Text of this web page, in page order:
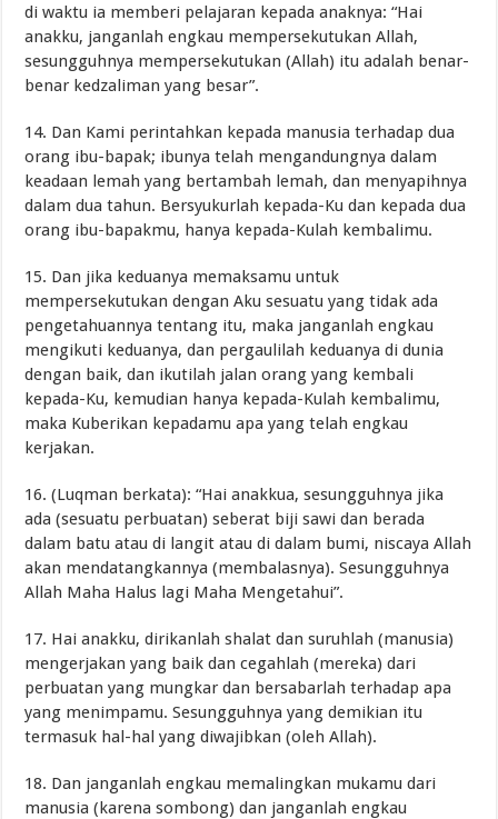
di waktu ia memberi pelajaran kepada anaknya: “Hai
anakku, janganlah engkau mempersekutukan Allah,
sesungguhnya mempersekutukan (Allah) itu adalah benar-
benar kedzaliman yang besar”.
14. Dan Kami perintahkan kepada manusia terhadap dua
orang ibu-bapak; ibunya telah mengandungnya dalam
keadaan lemah yang bertambah lemah, dan menyapihnya
dalam dua tahun. Bersyukurlah kepada-Ku dan kepada dua
orang ibu-bapakmu, hanya kepada-Kulah kembalimu.
15. Dan jika keduanya memaksamu untuk
mempersekutukan dengan Aku sesuatu yang tidak ada
pengetahuannya tentang itu, maka janganlah engkau
mengikuti keduanya, dan pergaulilah keduanya di dunia
dengan baik, dan ikutilah jalan orang yang kembali
kepada-Ku, kemudian hanya kepada-Kulah kembalimu,
maka Kuberikan kepadamu apa yang telah engkau
kerjakan.
16. (Luqman berkata): “Hai anakkua, sesungguhnya jika
ada (sesuatu perbuatan) seberat biji sawi dan berada
dalam batu atau di langit atau di dalam bumi, niscaya Allah
akan mendatangkannya (membalasnya). Sesungguhnya
Allah Maha Halus lagi Maha Mengetahui”.
17. Hai anakku, dirikanlah shalat dan suruhlah (manusia)
mengerjakan yang baik dan cegahlah (mereka) dari
perbuatan yang mungkar dan bersabarlah terhadap apa
yang menimpamu. Sesungguhnya yang demikian itu
termasuk hal-hal yang diwajibkan (oleh Allah).
18. Dan janganlah engkau memalingkan mukamu dari
manusia (karena sombong) dan janganlah engkau